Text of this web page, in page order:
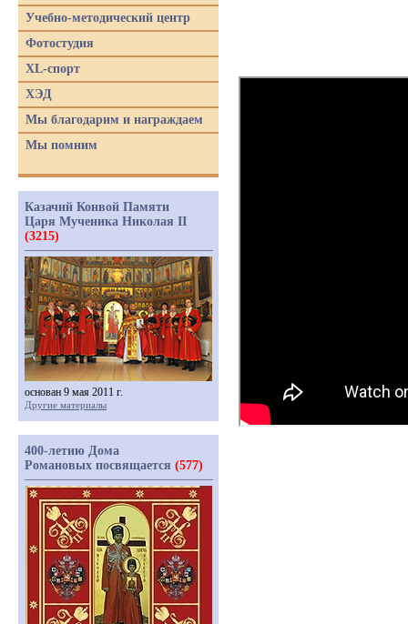
Учебно-методический центр
Фотостудия
XL-спорт
ХЭД
Мы благодарим и награждаем
Мы помним
Казачий Конвой Памяти
Царя Мученика Николая II
(3215)
основан 9 мая 2011 г.
Другие материалы
400-летию Дома
Романовых посвящается (577)